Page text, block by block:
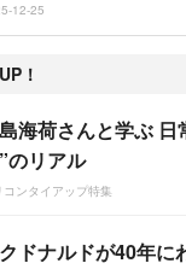
12-25
！
海荷さんと学ぶ 日
のリアル
コンタイアップ特集
ドナルドが40年に